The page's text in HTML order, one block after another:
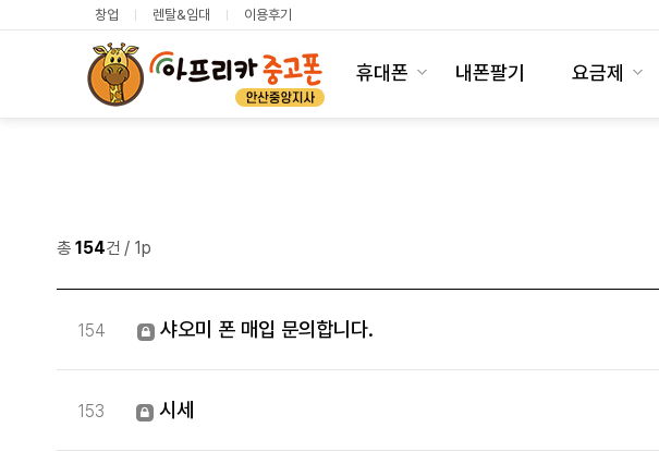
창업 렌탈&임대 이용후기
휴대폰 내폰팔기 요금제
총 154건 / 1p
154 샤오미 폰 매입 문의합니다.
153 시세